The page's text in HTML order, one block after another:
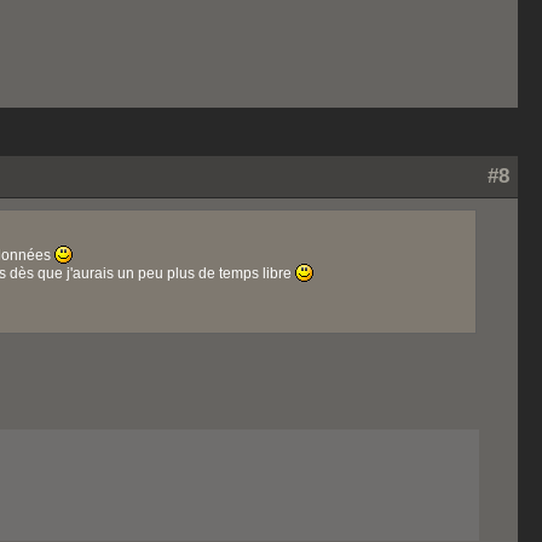
#8
dès que j'aurais un peu plus de temps libre